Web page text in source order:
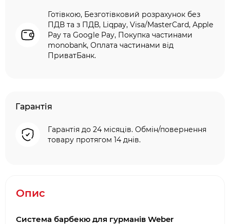
Готівкою, Безготівковий розрахунок без
ПДВ та з ПДВ, Liqpay, Visa/MasterCard, Apple
Pay та Google Pay, Покупка частинами
monobank, Оплата частинами від
ПриватБанк.
Гарантія
Гарантія до 24 місяців. Обмін/повернення
товару протягом 14 днів.
Опис
Система барбекю для гурманів Weber